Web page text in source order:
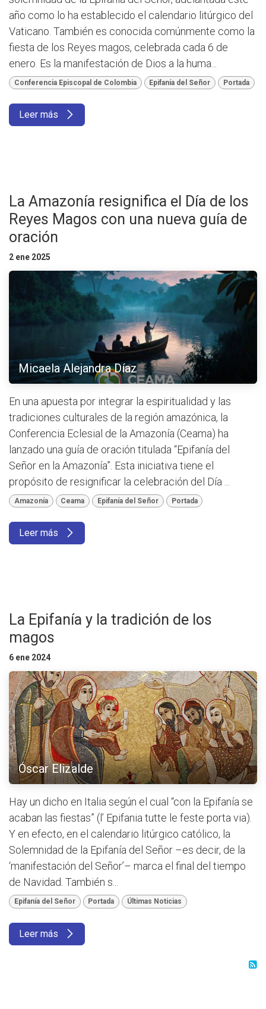
año como lo ha establecido el calendario litúrgico del
Vaticano. También es conocida comúnmente como la
fiesta de los Reyes magos, celebrada cada 6 de
enero. Es la manifestación de Dios a la huma...
Conferencia Episcopal de Colombia Epifanía del Señor Portada
Leer más
La Amazonía resignifica el Día de los
Reyes Magos con una nueva guía de
oración
2 ene 2025
Micaela Alejandra Díaz
En una apuesta por integrar la espiritualidad y las
tradiciones culturales de la región amazónica, la
Conferencia Eclesial de la Amazonía (Ceama) ha
lanzado una guía de oración titulada “Epifanía del
Señor en la Amazonía”. Esta iniciativa tiene el
propósito de resignificar la celebración del Día ...
Amazonía Ceama Epifanía del Señor Portada
Leer más
La Epifanía y la tradición de los
magos
6 ene 2024
Óscar Elizalde
Hay un dicho en Italia según el cual “con la Epifanía se
acaban las fiestas” (l’ Epifania tutte le feste porta via).
Y en efecto, en el calendario litúrgico católico, la
Solemnidad de la Epifanía del Señor –es decir, de la
‘manifestación del Señor’– marca el final del tiempo
de Navidad. También s...
Epifanía del Señor Portada Últimas Noticias
Leer más